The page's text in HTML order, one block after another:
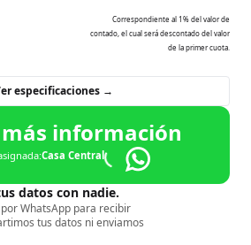
Correspondiente al 1% del valor de
contado, el cual será descontado del valor
de la primer cuota.
especificaciones →
información
Casa Central
datos con nadie.
WhatsApp para recibir
tus datos ni enviamos